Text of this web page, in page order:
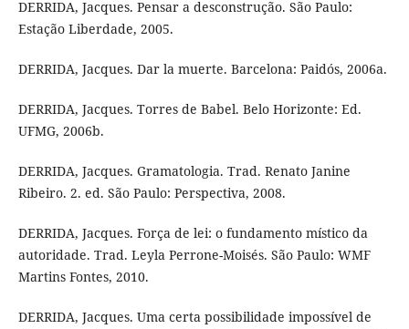
DERRIDA, Jacques. Pensar a desconstrução. São Paulo:
Estação Liberdade, 2005.
DERRIDA, Jacques. Dar la muerte. Barcelona: Paidós, 2006a.
DERRIDA, Jacques. Torres de Babel. Belo Horizonte: Ed.
UFMG, 2006b.
DERRIDA, Jacques. Gramatologia. Trad. Renato Janine
Ribeiro. 2. ed. São Paulo: Perspectiva, 2008.
DERRIDA, Jacques. Força de lei: o fundamento místico da
autoridade. Trad. Leyla Perrone-Moisés. São Paulo: WMF
Martins Fontes, 2010.
DERRIDA, Jacques. Uma certa possibilidade impossível de